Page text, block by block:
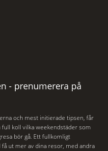
- prenumerera på
och mest initierade tipsen, får
koll vilka weekendstäder som
bör gå. Ett fullkomligt
ut mer av dina resor, med andra